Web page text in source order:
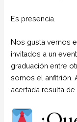
Es presencia.
Nos gusta vernos
invitados a un
graduación entre
somos el anfitrión.
acertada resulta